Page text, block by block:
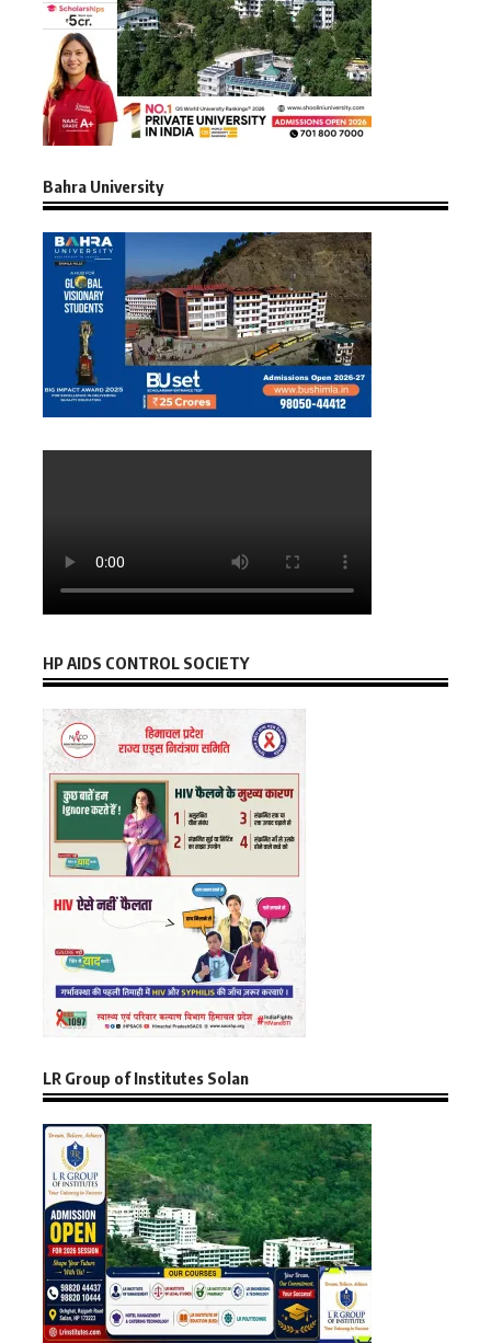
Bahra University
HP AIDS CONTROL SOCIETY
LR Group of Institutes Solan